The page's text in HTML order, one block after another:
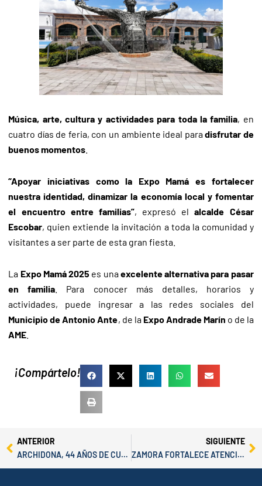
Música, arte, cultura y actividades para toda la familia, en
cuatro días de feria, con un ambiente ideal paradisfrutar de
buenos momentos
“Apoyar iniciativas como la Expo Mamá es fortalecer
nuestra identidad, dinamizar la economía local y fomentar
el encuentro entre familias”, expresó elalcalde César
Escobar, quien extiende la invitación a toda la comunidad y
visitantes a ser parte de esta gran fiesta.
La Expo Mamá 2025 es unaexcelente alternativa para pasar
en familia . Para conocer más detalles, horarios y
actividades, puede ingresar a las redes sociales del
Municipio de Antonio Ante, de la Expo Andrade Marín o de la
AME
¡Compártelo!
Prev
ANTERIOR
ARCHIDONA, 44 AÑOS DE CULTURA, TRADICIÓN Y ENCANTO NATURAL
SIGUIENTE
ZAMORA FORTALECE ATENCIÓN A ADULTOS MAYORES